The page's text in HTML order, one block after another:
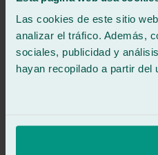
Las cookies de este sitio
analizar el tráfico. Además,
sociales, publicidad y
hayan recopilado a partir